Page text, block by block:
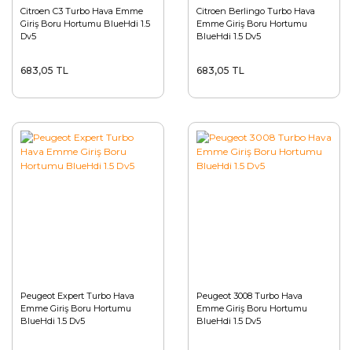
Citroen C3 Turbo Hava Emme
Giriş Boru Hortumu BlueHdi 1.5
Dv5
683,05 TL
Citroen Berlingo Turbo Hava
Emme Giriş Boru Hortumu
BlueHdi 1.5 Dv5
683,05 TL
Peugeot Expert Turbo Hava
Emme Giriş Boru Hortumu
BlueHdi 1.5 Dv5
Peugeot 3008 Turbo Hava
Emme Giriş Boru Hortumu
BlueHdi 1.5 Dv5